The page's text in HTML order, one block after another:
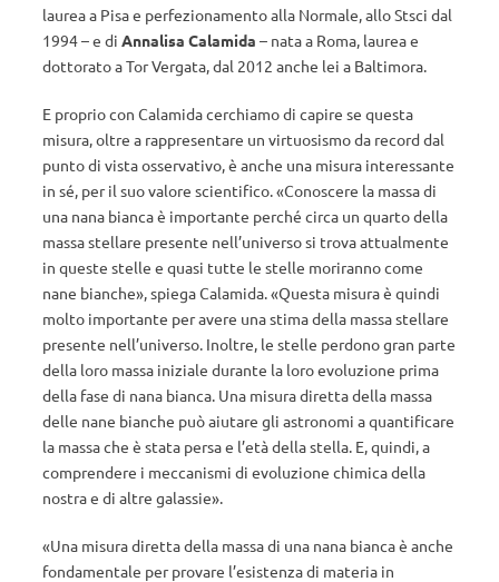
laurea a Pisa e perfezionamento alla Normale, allo Stsci dal
1994 – e di Annalisa Calamida – nata a Roma, laurea e
dottorato a Tor Vergata, dal 2012 anche lei a Baltimora.
E proprio con Calamida cerchiamo di capire se questa
misura, oltre a rappresentare un virtuosismo da record dal
punto di vista osservativo, è anche una misura interessante
in sé, per il suo valore scientifico. «Conoscere la massa di
una nana bianca è importante perché circa un quarto della
massa stellare presente nell’universo si trova attualmente
in queste stelle e quasi tutte le stelle moriranno come
nane bianche», spiega Calamida. «Questa misura è quindi
molto importante per avere una stima della massa stellare
presente nell’universo. Inoltre, le stelle perdono gran parte
della loro massa iniziale durante la loro evoluzione prima
della fase di nana bianca. Una misura diretta della massa
delle nane bianche può aiutare gli astronomi a quantificare
la massa che è stata persa e l’età della stella. E, quindi, a
comprendere i meccanismi di evoluzione chimica della
nostra e di altre galassie».
«Una misura diretta della massa di una nana bianca è anche
fondamentale per provare l’esistenza di materia in